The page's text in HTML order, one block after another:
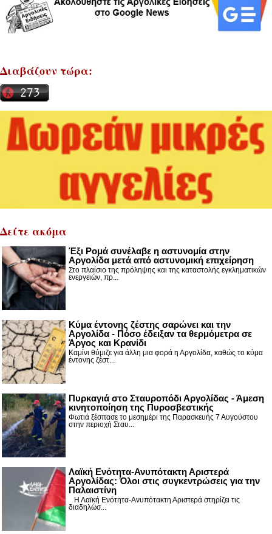
Διαβάζουν τώρα:
Δείτε ακόμα
Έξι Ρομά συνέλαβε η αστυνομία στην
Αργολίδα μετά από αστυνομική επιχείρηση
Στο πλαίσιο της πρόληψης και της καταστολής εγκληματικών
ενεργειών, πρ...
Κύμα έντονης ζέστης σαρώνει και την
Αργολίδα - Πόσο έδειξαν τα θερμόμετρα σε
Άργος και Κρανίδι
Καμίνι θύμιζε για άλλη μια φορά η Αργολίδα, καθώς το κύμα
έντονης ζέστ...
Πυρκαγιά στο Σταυροπόδι Αργολίδας - Άμεση
κινητοποίηση της Πυροσβεστικής
Φωτιά ξέσπασε το μεσημέρι της Παρασκευής 7 Αυγούστου
στην περιοχή Σταυ...
Λαϊκή Ενότητα-Ανυπότακτη Αριστερά
Αργολίδας: Όλοι στις συγκεντρώσεις για την
Παλαιστίνη
Η Λαϊκή Ενότητα-Ανυπότακτη Αριστερά στηρίζει τις
διαδηλώσ...